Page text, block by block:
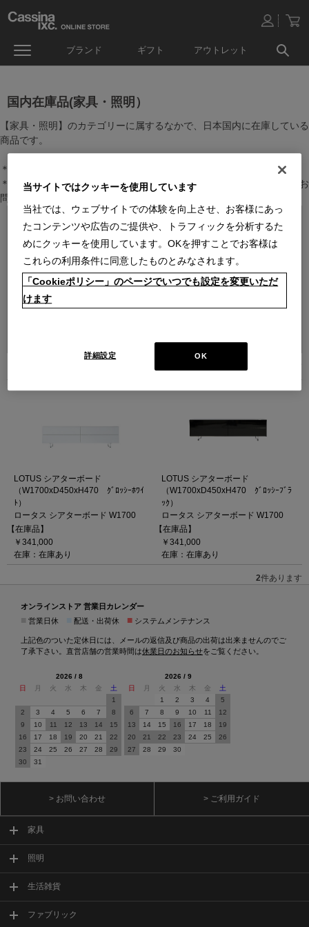
ブランド ギフト アウトレット
国内在庫品(家具・照明）
【家具・照明】のカテゴリーに属するなかで、日本国内に在庫している
商品です。
＊絞り込み機能で商品検索することができます。
＊全店舗で在庫を共有しておりますので、最新の在庫状況についてはお
問い合わせください。
LOTUS シアターボード
（W1700xD450xH470 ｸﾞﾛｯｼｰﾎﾜｲ
ﾄ）
ロータス シアターボード W1700
【在庫品】
￥341,000
在庫：在庫あり
LOTUS シアターボード
（W1700xD450xH470 ｸﾞﾛｯｼｰﾌﾞﾗ
ｯｸ）
ロータス シアターボード W1700
【在庫品】
￥341,000
在庫：在庫あり
2件あります
オンラインストア 営業日カレンダー
営業日休 配送・出荷休 ■ システムメンテナンス
上記色のついた定休日には、メールの返信及び商品の出荷は出来ませんのでご
了承下さい。直営店舗の営業時間は休業日のお知らせをご覧ください。
2026 / 8
日
月 火 水 木 金
土
1
2
3 4 5 6 7
8
9
10 11 12 13 14
15
16
17 18 19 20 21
22
23
24 25 26 27 28
29
30
31
2026 / 9
日
月 火 水 木 金
土
1
2 3 4
5
6
7 8 9 10 11
12
13
14 15 16 17 18
19
20
21 22 23 24 25
26
27
28 29 30
> お問い合わせ > ご利用ガイド
家具
照明
生活雑貨
ファブリック
当サイトではクッキーを使用しています
当社では、ウェブサイトでの体験を向上させ、お客様にあっ
たコンテンツや広告のご提供や、トラフィックを分析するた
めにクッキーを使用しています。OKを押すことでお客様は
これらの利用条件に同意したものとみなされます。
「Cookieポリシー」のページでいつでも設定を変更いただ
けます
OK
詳細設定